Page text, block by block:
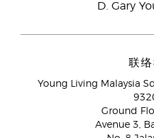
D. Gary
联
Young Living Malaysia
Ground
Avenue 3,